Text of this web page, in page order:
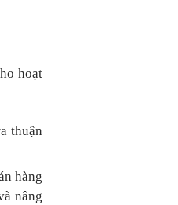
hoạt
thuận
hàng
nâng